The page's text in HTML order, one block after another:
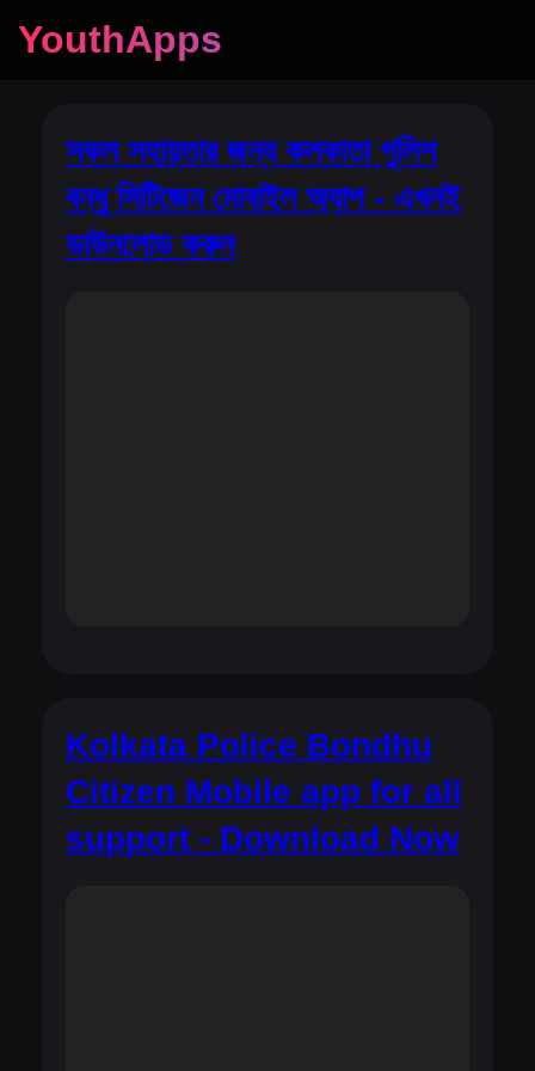
YouthApps
সকল সহায়তার জন্য কলকাতা পুলিশ
বন্ধু সিটিজেন মোবাইল অ্যাপ - এখনই
ডাউনলোড করুন
Kolkata Police Bondhu
Citizen Mobile app for all
support - Download Now